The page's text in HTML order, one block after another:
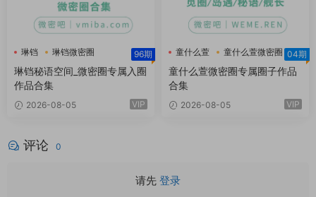
琳铛
琳铛微密圈
琳铛秘语空间
96期
琳铛秘语空间_微密圈专属入圈
作品合集
2026-08-05 VIP
童什么萱 童什么萱微密圈 04期
童什么萱微密圈专属圈子作品
合集
2026-08-05 VIP
评论 0
请先 登录